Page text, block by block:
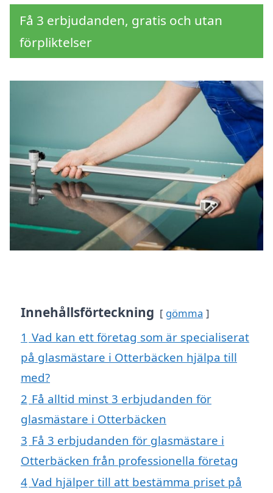
Få 3 erbjudanden, gratis och utan
förpliktelser
Innehållsförteckning gömma
1 Vad kan ett företag som är specialiserat
på glasmästare i Otterbäcken hjälpa till
med?
2 Få alltid minst 3 erbjudanden för
glasmästare i Otterbäcken
3 Få 3 erbjudanden för glasmästare i
Otterbäcken från professionella företag
4 Vad hjälper till att bestämma priset på